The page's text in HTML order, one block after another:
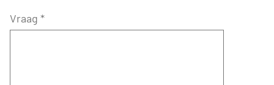
Vraag *